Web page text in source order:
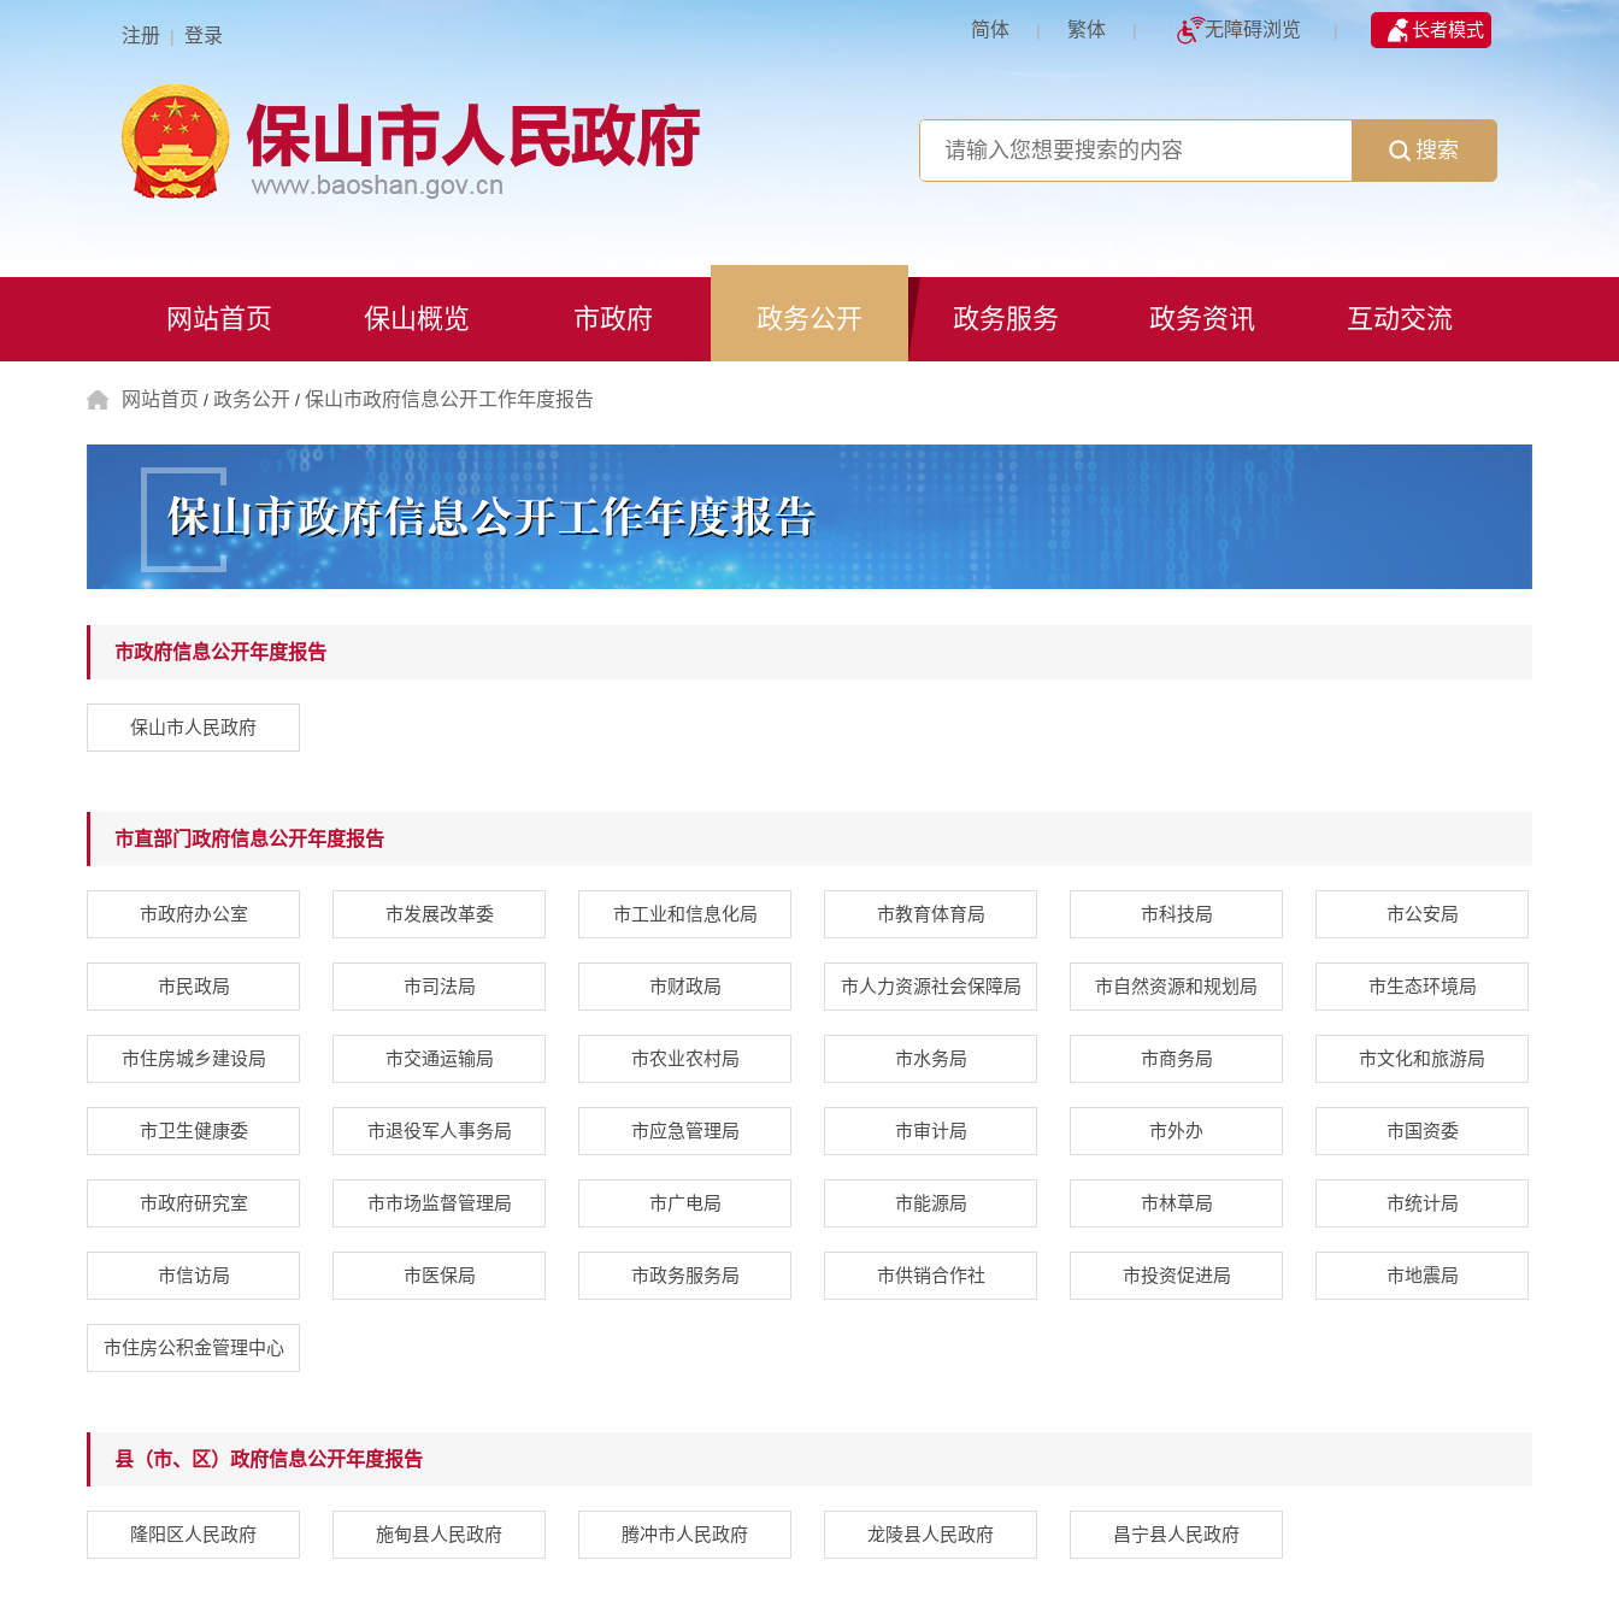
注册 | 登录 简体 | 繁体 | 无障碍浏览 | 长者模式
搜索
网站首页 保山概览 市政府 政务公开 政务服务 政务资讯 互动交流
网站首页 / 政务公开 / 保山市政府信息公开工作年度报告
市政府信息公开年度报告
保山市人民政府
市直部门政府信息公开年度报告
市政府办公室 市发展改革委 市工业和信息化局 市教育体育局 市科技局 市公安局
市民政局 市司法局 市财政局 市人力资源社会保障局 市自然资源和规划局 市生态环境局
市住房城乡建设局 市交通运输局 市农业农村局 市水务局 市商务局 市文化和旅游局
市卫生健康委 市退役军人事务局 市应急管理局 市审计局 市外办 市国资委
市政府研究室 市市场监督管理局 市广电局 市能源局 市林草局 市统计局
市信访局 市医保局 市政务服务局 市供销合作社 市投资促进局 市地震局
市住房公积金管理中心
县（市、区）政府信息公开年度报告
隆阳区人民政府 施甸县人民政府 腾冲市人民政府 龙陵县人民政府 昌宁县人民政府